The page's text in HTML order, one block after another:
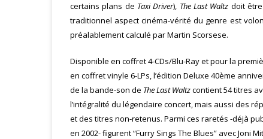
certains plans de Taxi Driver), The Last Waltz doit
traditionnel aspect cinéma-vérité du genre est
préalablement calculé par Martin Scorsese.
Disponible en coffret 4-CDs/Blu-Ray et pour la
en coffret vinyle 6-LPs, l’édition Deluxe 40ème
de la bande-son de The Last Waltzcontient 54 titres
l’intégralité du légendaire concert, mais aussi des
et des titres non-retenus. Parmi ces raretés -déjà
en 2002- figurent “Furry Sings The Blues” avec Joni